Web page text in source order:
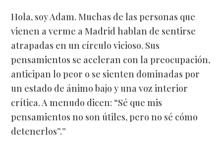
Hola, soy Adam. Muchas de las personas que
vienen a verme a Madrid hablan de sentirse
atrapadas en un círculo vicioso. Sus
pensamientos se aceleran con la preocupación,
anticipan lo peor o se sienten dominadas por
un estado de ánimo bajo y una voz interior
crítica. A menudo dicen: “Sé que mis
pensamientos no son útiles, pero no sé cómo
detenerlos”.”